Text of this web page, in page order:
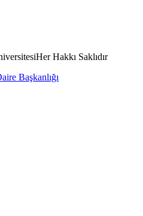
Her Hakkı Saklıdır
Başkanlığı